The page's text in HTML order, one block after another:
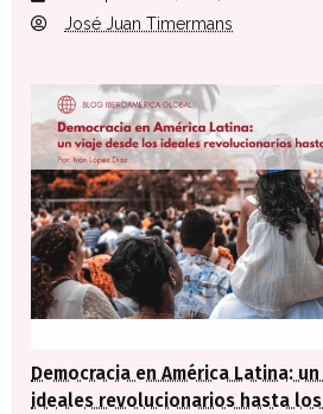
José Juan Timermans
Democracia en América Latina:
ideales revolucionarios hasta